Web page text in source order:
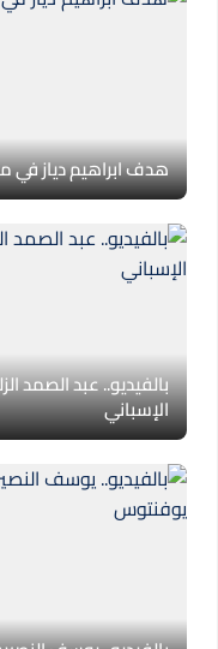
هدف ابراهيم دياز في
بالفيديو.. عبد الصمد
الإسباني